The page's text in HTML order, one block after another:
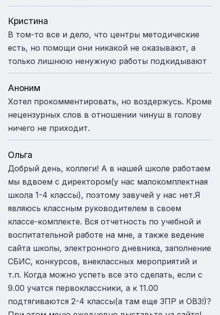
Кристина
В том-то все и дело, что центры методические
есть, но помощи они никакой не оказывают, а
только лишнюю ненужную работы подкидывают
Аноним
Хотел прокомментировать, но воздержусь. Кроме
нецензурных слов в отношении чинуш в голову
ничего не приходит.
Ольга
Добрый день, коллеги! А в нашей школе работаем
мы вдвоем с директором(у нас малокомплектная
школа 1-4 классы), поэтому завучей у нас нет.Я
являюсь классным руководителем в своем
классе-комплекте. Вся отчетность по учебной и
воспитательной работе на мне, а также ведение
сайта школы, электронного дневника, заполнение
СБИС, конкурсов, внеклассных мероприятий и
т.п. Когда можно успеть все это сделать, если с
9.00 учатся первоклассники, а к 11.00
подтягиваются 2-4 классы(а там еще ЗПР и ОВЗ!)?